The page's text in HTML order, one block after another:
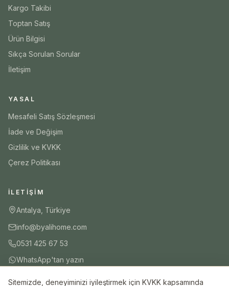
Kargo Takibi
Toptan Satış
Ürün Bilgisi
Sıkça Sorulan Sorular
İletişim
YASAL
Mesafeli Satış Sözleşmesi
İade ve Değişim
Gizlilik ve KVKK
Çerez Politikası
İLETIŞIM
Antalya, Türkiye
info@byalihome.com
0531 425 67 53
WhatsApp'tan yazın
Sitemizde, deneyiminizi iyileştirmek için KVKK kapsamında